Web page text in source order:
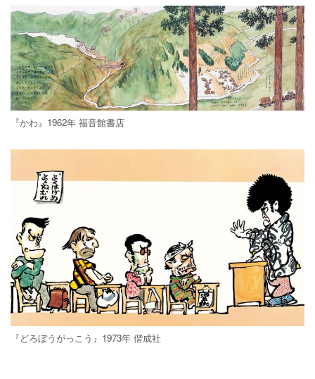
『かわ』1962年 福音館書店
『どろぼうがっこう』1973年 偕成社